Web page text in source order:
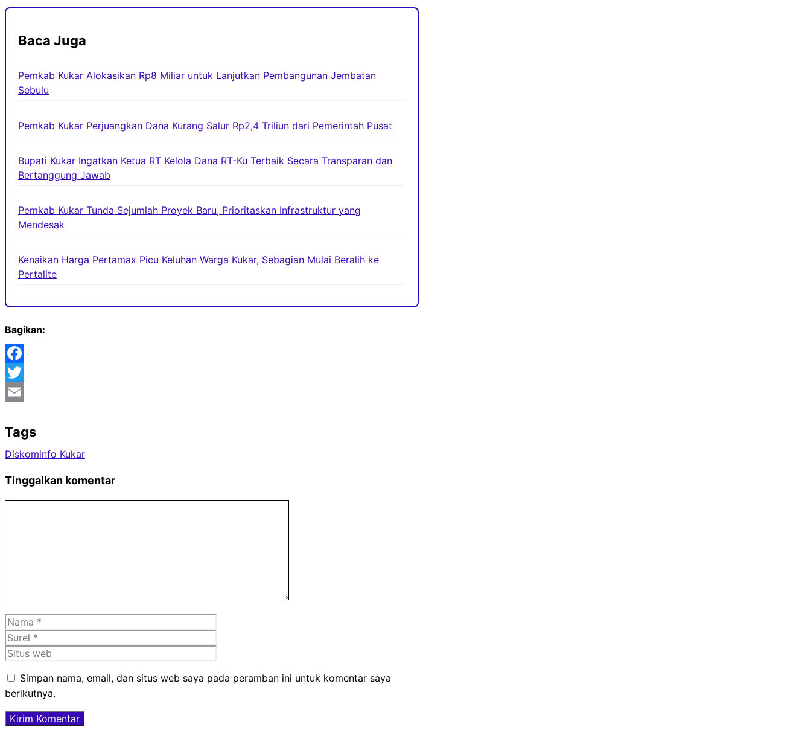
Baca Juga
Pemkab Kukar Alokasikan Rp8 Miliar untuk Lanjutkan Pembangunan Jembatan
Sebulu
Pemkab Kukar Perjuangkan Dana Kurang Salur Rp2,4 Triliun dari Pemerintah Pusat
Bupati Kukar Ingatkan Ketua RT Kelola Dana RT-Ku Terbaik Secara Transparan dan
Bertanggung Jawab
Pemkab Kukar Tunda Sejumlah Proyek Baru, Prioritaskan Infrastruktur yang
Mendesak
Kenaikan Harga Pertamax Picu Keluhan Warga Kukar, Sebagian Mulai Beralih ke
Pertalite
Bagikan:
Facebook
Twitter
Tags
Diskominfo Kukar
Tinggalkan komentar
Nama
Simpan nama, email, dan situs web saya pada peramban ini untuk komentar saya
berikutnya.